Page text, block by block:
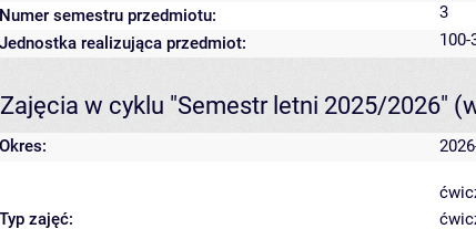
Numer semestru przedmiotu:
3
Jednostka realizująca przedmiot:
Zajęcia w cyklu "Semestr letni 2025/2026"
Okres:
Typ zajęć: